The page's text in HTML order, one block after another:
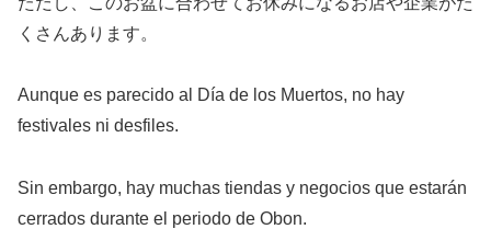
くさんあります。
Aunque es parecido al Día de los Muertos, no hay
festivales ni desfiles.
Sin embargo, hay muchas tiendas y negocios que estarán
cerrados durante el periodo de Obon.